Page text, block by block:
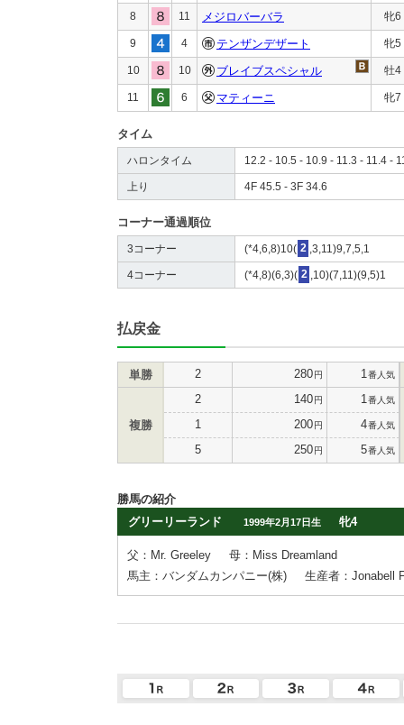
8 11 メジロバーバラ 牝6
9 4 テンザンデザート 牝5
10 10 ブレイブスペシャル 牡4
11 6 マティーニ 牝7
タイム
ハロンタイム 12.2 - 10.5 - 10.9 - 11.3 - 11.4 -
上り 4F 45.5 - 3F 34.6
コーナー通過順位
3コーナー (*4,6,8)10( 2 ,3,11)9,7,5,1
4コーナー (*4,8)(6,3)( 2 ,10)(7,11)(9,5)1
払戻金
単勝 2 280円 1 番人気
複勝
2 140円 1 番人気
1 200円 4番人気
5 250円 5番人気
勝馬の紹介
グリーリーランド
1999年2月17日生 牝4
父：Mr. Greeley
母：Miss Dreamland
馬主：バンダムカンパニー(株)
生産者：Jonabell